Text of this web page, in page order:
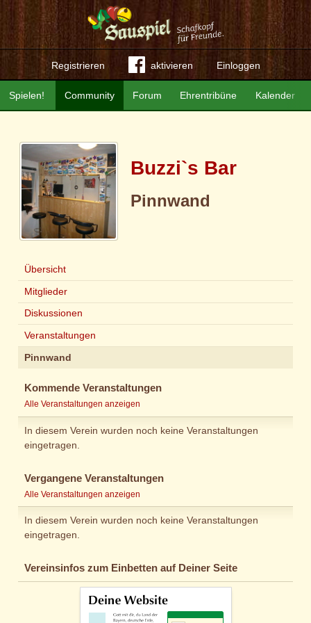
Registrieren aktivieren Einloggen
Community Forum Ehrentribüne Kalender
Spielen!
Buzzi`s Bar
Pinnwand
Übersicht
Mitglieder
Diskussionen
Veranstaltungen
Pinnwand
Kommende Veranstaltungen
Alle Veranstaltungen anzeigen
In diesem Verein wurden noch keine Veranstaltungen
eingetragen.
Vergangene Veranstaltungen
Alle Veranstaltungen anzeigen
In diesem Verein wurden noch keine Veranstaltungen
eingetragen.
Vereinsinfos zum Einbetten auf Deiner Seite